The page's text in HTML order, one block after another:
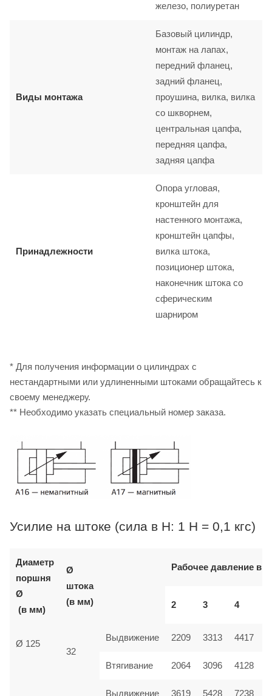
железо, полиуретан
Виды монтажа
Базовый цилиндр,
монтаж на лапах,
передний фланец,
задний фланец,
проушина, вилка, вилка
со шкворнем,
центральная цапфа,
передняя цапфа,
задняя цапфа
Принадлежности
Опора угловая,
кронштейн для
настенного монтажа,
кронштейн цапфы,
вилка штока,
позиционер штока,
наконечник штока со
сферическим
шарниром
* Для получения информации о цилиндрах с
нестандартными или удлиненными штоками обращайтесь к
своему менеджеру.
** Необходимо указать специальный номер заказа.
Усилие на штоке (сила в Н: 1 Н = 0,1 кгс)
Диаметр
поршня
Ø
(в мм)
Ø
штока
(в мм)
Рабочее давление в
2 3 4
Ø 125
32
Выдвижение 2209 3313 4417
Втягивание 2064 3096 4128
Выдвижение 3619 5428 7238